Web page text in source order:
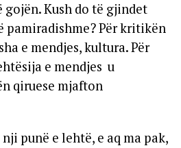
Kush do të gjindet
pamiradishme? Për kritikën
e mendjes, kultura. Për
e mendjes u
qiruese mjafton
punë e lehtë, e aq ma pak,